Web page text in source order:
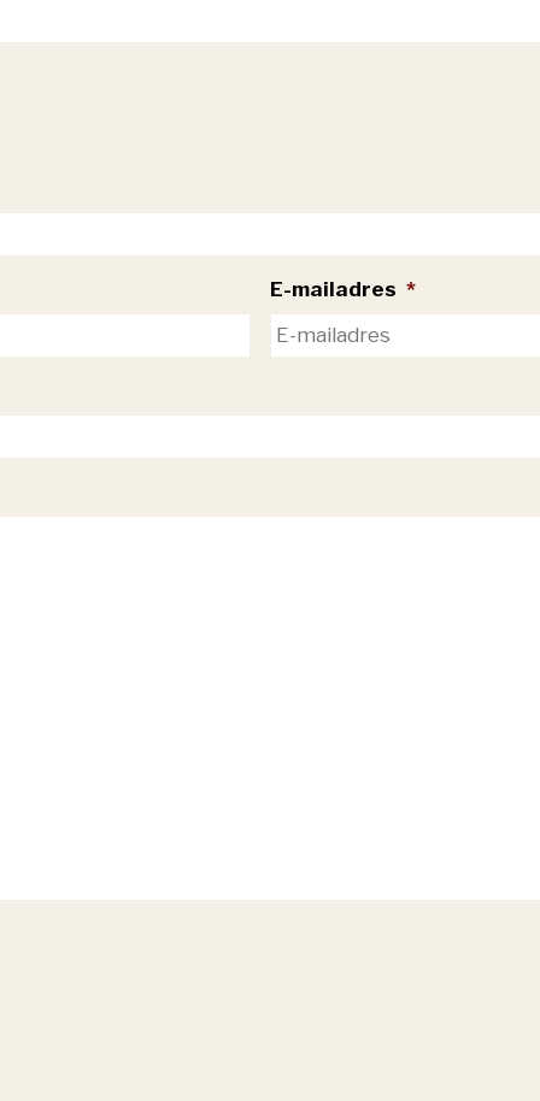
E-mailadres *